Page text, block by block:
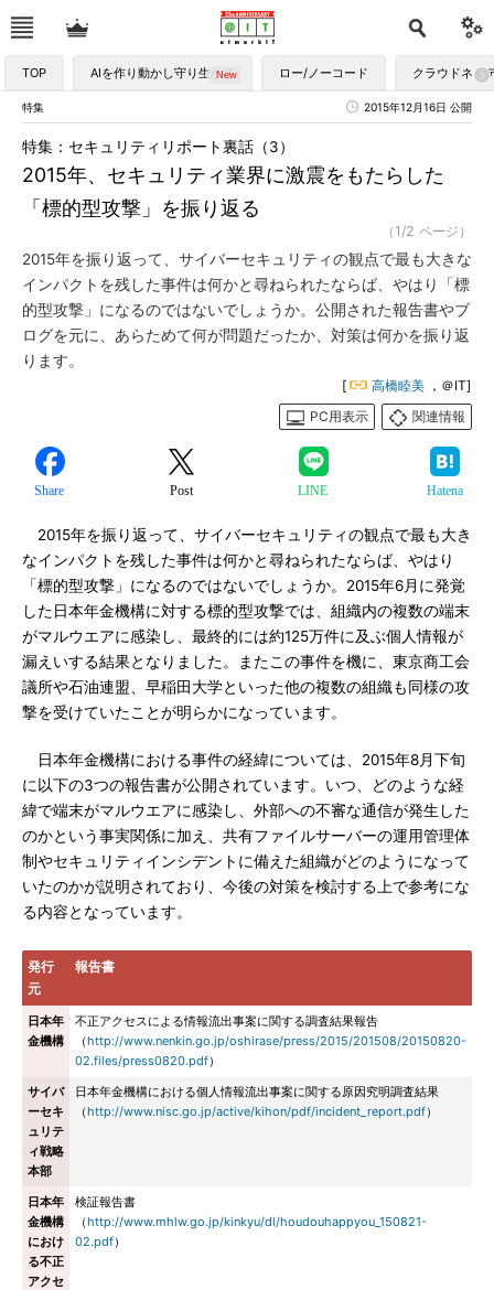
TOP AIを作り動かし守り生かす ロー/ノーコード クラウドネイ
特集 2015年12月16日 公開
2015年、セキュリティ業界に激震をもたらした
「標的型攻撃」を振り返る
特集：セキュリティリポート裏話（3）
（1/2 ページ）
2015年を振り返って、サイバーセキュリティの観点で最も大きな
インパクトを残した事件は何かと尋ねられたならば、やはり「標
的型攻撃」になるのではないでしょうか。公開された報告書やブ
ログを元に、あらためて何が問題だったか、対策は何かを振り返
ります。
[ 高橋睦美 ，＠IT]
PC用表示
関連情報
Share Post LINE Hatena
2015年を振り返って、サイバーセキュリティの観点で最も大き
なインパクトを残した事件は何かと尋ねられたならば、やはり
「標的型攻撃」になるのではないでしょうか。2015年6月に発覚
した日本年金機構に対する標的型攻撃では、組織内の複数の端末
がマルウエアに感染し、最終的には約125万件に及ぶ個人情報が
漏えいする結果となりました。またこの事件を機に、東京商工会
議所や石油連盟、早稲田大学といった他の複数の組織も同様の攻
撃を受けていたことが明らかになっています。
日本年金機構における事件の経緯については、2015年8月下旬
に以下の3つの報告書が公開されています。いつ、どのような経
緯で端末がマルウエアに感染し、外部への不審な通信が発生した
のかという事実関係に加え、共有ファイルサーバーの運用管理体
制やセキュリティインシデントに備えた組織がどのようになって
いたのかが説明されており、今後の対策を検討する上で参考にな
る内容となっています。
発行
元
報告書
日本年
金機構
不正アクセスによる情報流出事案に関する調査結果報告
（http://www.nenkin.go.jp/oshirase/press/2015/201508/20150820-
02.files/press0820.pdf）
サイバ
ーセキ
ュリテ
ィ戦略
本部
日本年金機構における個人情報流出事案に関する原因究明調査結果
（http://www.nisc.go.jp/active/kihon/pdf/incident_report.pdf）
日本年
金機構
におけ
る不正
アクセ
検証報告書
（http://www.mhlw.go.jp/kinkyu/dl/houdouhappyou_150821-
02.pdf）